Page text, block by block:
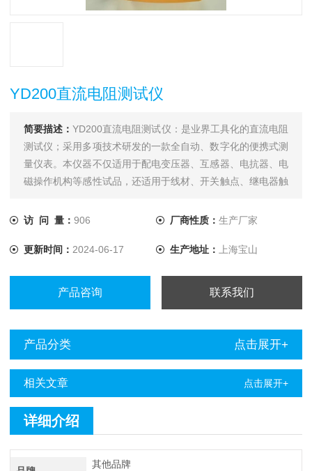
YD200直流电阻测试仪
简要描述：YD200直流电阻测试仪：是业界工具化的直流电阻
测试仪；采用多项技术研发的一款全自动、数字化的便携式测
量仪表。本仪器不仅适用于配电变压器、互感器、电抗器、电
磁操作机构等感性试品，还适用于线材、开关触点、继电器触
压线圈采用铜箔绕制，电阻值极低，对此本仪器将电流提升至
访 问 量： 906 厂商性质： 生产厂家
更新时间： 2024-06-17 生产地址： 上海宝山
产品咨询 联系我们
产品分类 点击展开+
相关文章 点击展开+
详细介绍
其他品牌